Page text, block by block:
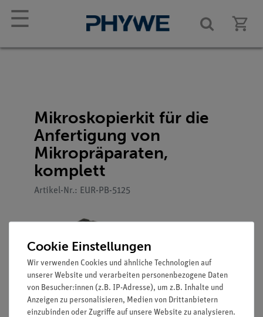
☰
Mikroskopierkit für die
Anfertigung von
Mikropräparaten,
komplett
Artikel-Nr.: EUR-PB-5125
Funktion und Verwendung
Cookie Einstellungen
Wir verwenden Cookies und ähnliche Technologien auf
unserer Website und verarbeiten personenbezogene Daten
von Besucher:innen (z.B. IP-Adresse), um z.B. Inhalte und
Anzeigen zu personalisieren, Medien von Drittanbietern
einzubinden oder Zugriffe auf unsere Website zu analysieren.